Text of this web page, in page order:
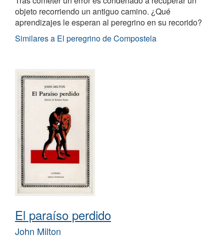
objeto recorriendo un antiguo camino. ¿Qué
aprendizajes le esperan al peregrino en su recorido?
Similares a El peregrino de Compostela
El paraíso perdido
John Milton